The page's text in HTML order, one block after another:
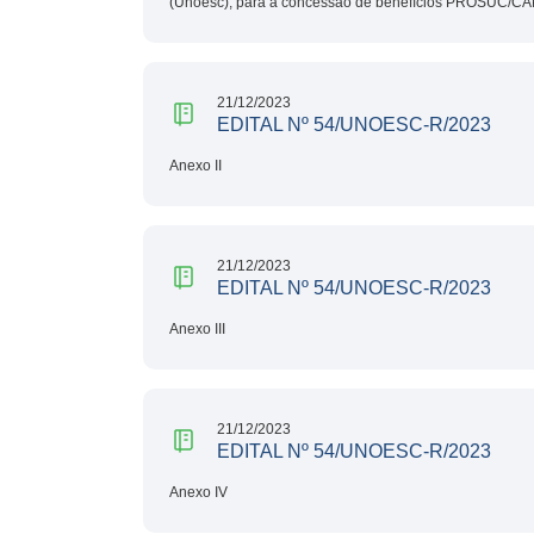
21/12/2023
EDITAL Nº 54/UNOESC-R/2023
Anexo II
21/12/2023
EDITAL Nº 54/UNOESC-R/2023
Anexo III
21/12/2023
EDITAL Nº 54/UNOESC-R/2023
Anexo IV